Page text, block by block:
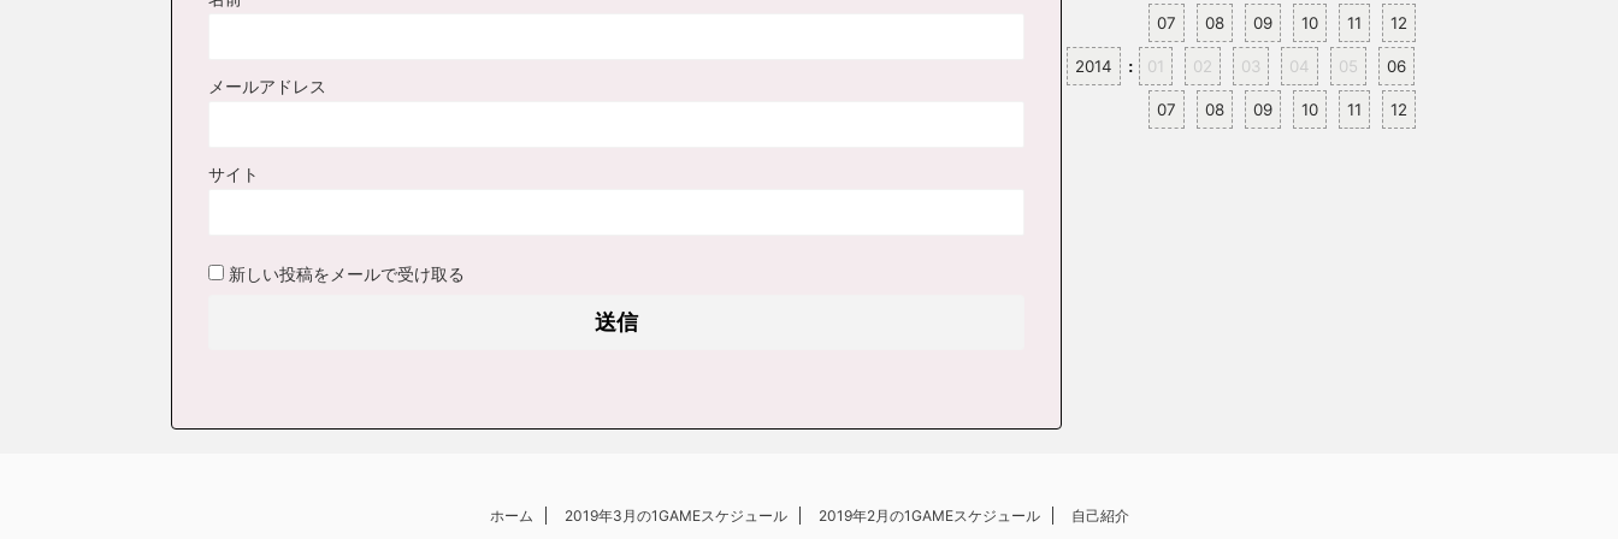
メールアドレス
サイト
新しい投稿をメールで受け取る
07 08 09 10 11 12
2014 : 01 02 03 04 05 06
07 08 09 10 11 12
ホーム 2019年3月の1GAMEスケジュール 2019年2月の1GAMEスケジュール 自己紹介